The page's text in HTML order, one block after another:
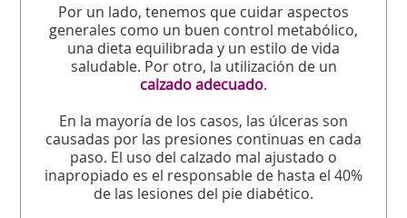
Por un lado, tenemos que cuidar aspectos
generales como un buen control metabólico,
una dieta equilibrada y un estilo de vida
saludable. Por otro, la utilización de un
calzado adecuado.
En la mayoría de los casos, las úlceras son
causadas por las presiones continuas en cada
paso. El uso del calzado mal ajustado o
inapropiado es el responsable de hasta el 40%
de las lesiones del pie diabético.